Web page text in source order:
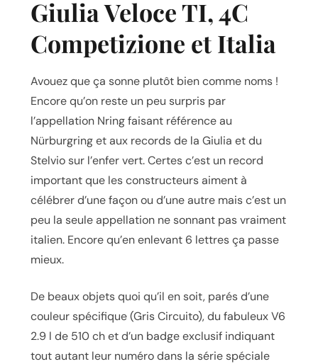
Giulia Veloce TI, 4C
Competizione et Italia
Avouez que ça sonne plutôt bien comme noms !
Encore qu’on reste un peu surpris par
l’appellation Nring faisant référence au
Nürburgring et aux records de la Giulia et du
Stelvio sur l’enfer vert. Certes c’est un record
important que les constructeurs aiment à
célébrer d’une façon ou d’une autre mais c’est un
peu la seule appellation ne sonnant pas vraiment
italien. Encore qu’en enlevant 6 lettres ça passe
mieux.
De beaux objets quoi qu’il en soit, parés d’une
couleur spécifique (Gris Circuito), du fabuleux V6
2.9 l de 510 ch et d’un badge exclusif indiquant
tout autant leur numéro dans la série spéciale